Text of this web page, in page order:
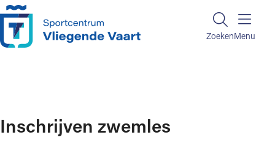
Ga naar de inhoud
ZoekenZoeken
Menu
Inschrijven zwemles